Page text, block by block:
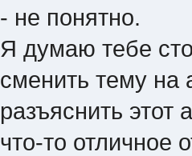
- не понятно.
Я думаю тебе
сменить тему на
разъяснить этот
что-то отличное